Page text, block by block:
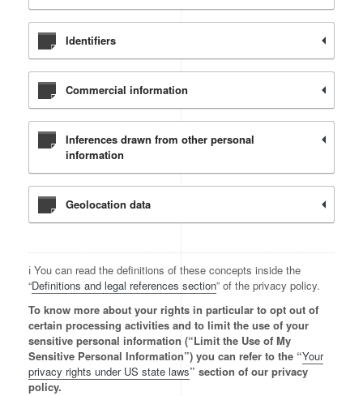
Identifiers
Commercial information
Inferences drawn from other personal
information
Geolocation data
ℹ️ You can read the definitions of these concepts inside the
“Definitions and legal references section” of the privacy policy.
To know more about your rights in particular to opt out of
certain processing activities and to limit the use of your
sensitive personal information (“Limit the Use of My
Sensitive Personal Information”) you can refer to the “Your
privacy rights under US state laws” section of our privacy
policy.